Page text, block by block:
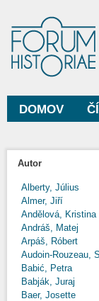
Hlavné menu
DOMOV
Autor
Alberty, Július
Almer, Jiří
Andělová, Kristina
Andráš, Matej
Arpáš, Róbert
Audoin-Rouzeau,
Babić, Petra
Babják, Juraj
Baer, Josette